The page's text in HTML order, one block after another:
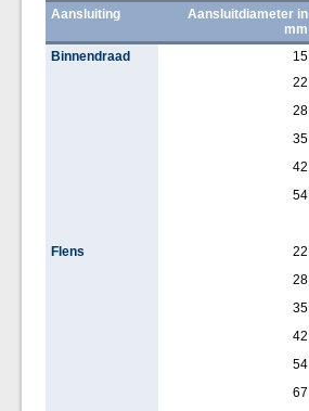
Aansluiting
Aansluitdiameter in
mm
Binnendraad 15
22
28
35
42
54
Flens 22
28
35
42
54
67